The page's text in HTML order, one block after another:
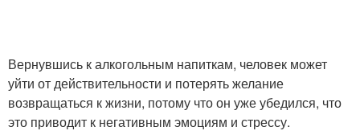
Вернувшись к алкогольным напиткам, человек может
уйти от действительности и потерять желание
возвращаться к жизни, потому что он уже убедился, что
это приводит к негативным эмоциям и стрессу.